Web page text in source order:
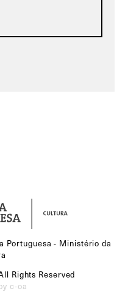
Portuguesa - Ministério da
Rights Reserved
c-oa